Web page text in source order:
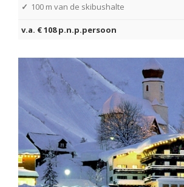
✓ 100 m van de skibushalte
v.a. € 108 p.n.p.persoon